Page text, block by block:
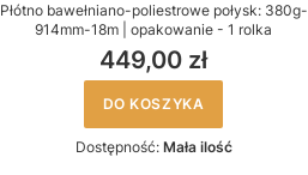
Płótno bawełniano-poliestrowe połysk: 380g-
914mm-18m | opakowanie - 1 rolka
449,00 zł
DO KOSZYKA
Dostępność: Mała ilość